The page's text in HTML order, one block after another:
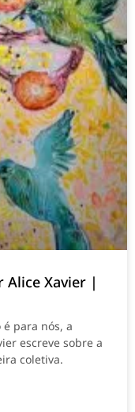
Alice Xavier |
para nós, a
escreve sobre a
coletiva.